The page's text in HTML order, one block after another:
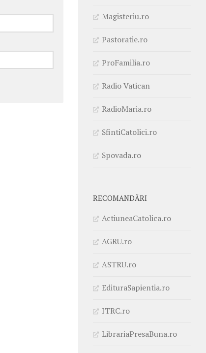
Magisteriu.ro
Pastoratie.ro
ProFamilia.ro
Radio Vatican
RadioMaria.ro
SfintiCatolici.ro
Spovada.ro
RECOMANDĂRI
ActiuneaCatolica.ro
AGRU.ro
ASTRU.ro
EdituraSapientia.ro
ITRC.ro
LibrariaPresaBuna.ro